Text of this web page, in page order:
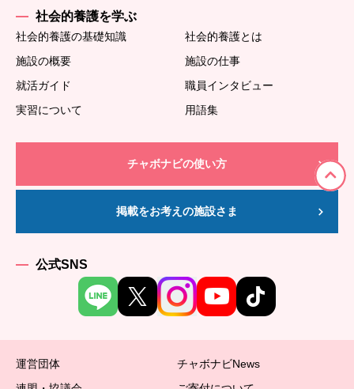
社会的養護を学ぶ
社会的養護の基礎知識
社会的養護とは
施設の概要
施設の仕事
就活ガイド
職員インタビュー
実習について
用語集
チャボナビの使い方
掲載をお考えの施設さま
公式SNS
運営団体
チャボナビNews